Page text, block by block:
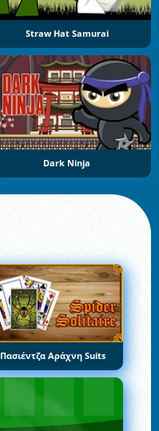
Straw Hat Samurai
Dark Ninja
Πασιέντζα Αράχνη Suits